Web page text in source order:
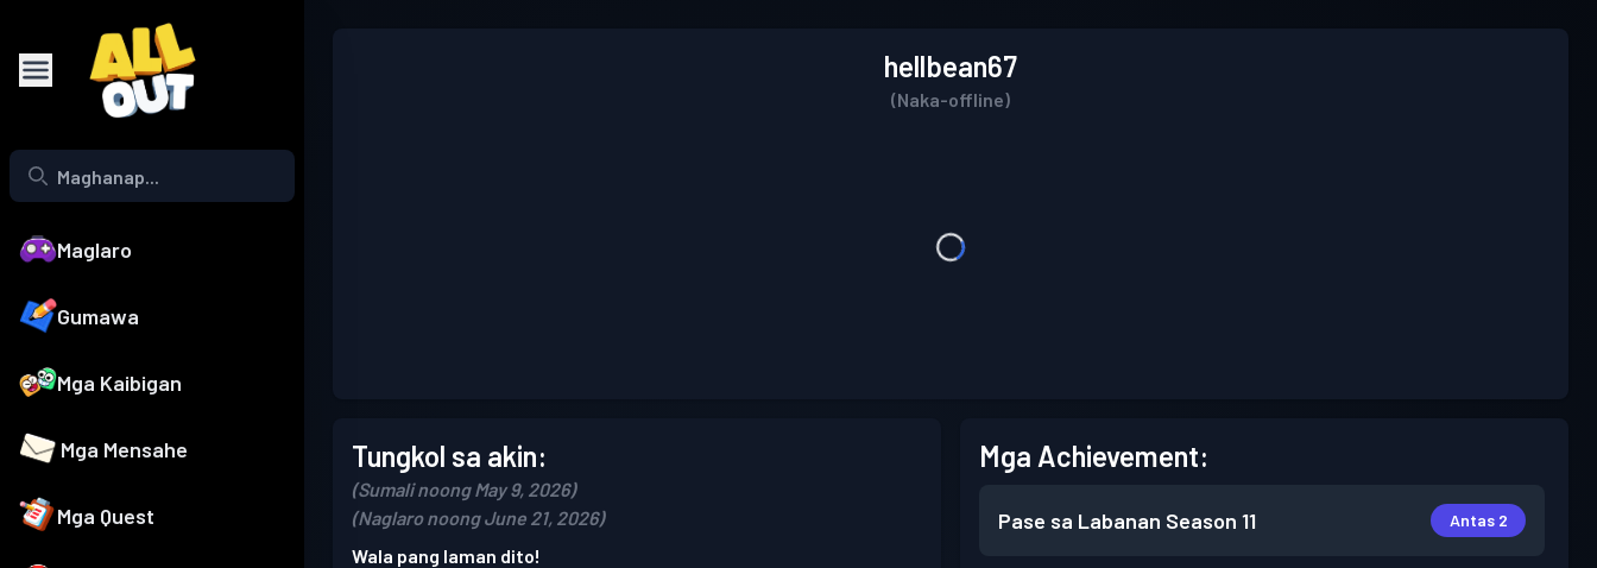
Maglaro
Gumawa
Mga Kaibigan
Mga Mensahe
Mga Quest
hellbean67
(Naka-offline)
Tungkol sa akin:
(Sumali noong May 9, 2026)
(Naglaro noong June 21, 2026)
Wala pang laman dito!
Mga Achievement:
Pase sa Labanan Season 11 Antas 2